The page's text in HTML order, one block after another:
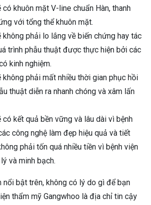
có khuôn mặt V-line chuẩn Hàn, thanh
với tổng thể khuôn mặt.
không phải lo lắng về biến chứng hay tác
trình phẫu thuật được thực hiện bởi các
kinh nghiệm.
không phải mất nhiều thời gian phục hồi
thuật diễn ra nhanh chóng và xâm lấn
có kết quả bền vững và lâu dài vì bệnh
công nghệ làm đẹp hiệu quả và tiết
phải tốn quá nhiều tiền vì bệnh viện
và minh bạch.
nổi bật trên, không có lý do gì để bạn
thẩm mỹ Gangwhoo là địa chỉ tin cậy